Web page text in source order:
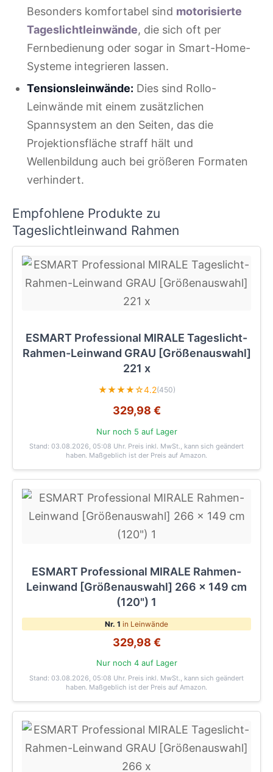
Besonders komfortabel sind motorisierte
Tageslichtleinwände, die sich oft per
Fernbedienung oder sogar in Smart-Home-
Systeme integrieren lassen.
Tensionsleinwände: Dies sind Rollo-
Leinwände mit einem zusätzlichen
Spannsystem an den Seiten, das die
Projektionsfläche straff hält und
Wellenbildung auch bei größeren Formaten
verhindert.
Empfohlene Produkte zu
Tageslichtleinwand Rahmen
ESMART Professional MIRALE Tageslicht-
Rahmen-Leinwand GRAU [Größenauswahl]
221 x
★★★★☆4.2(450)
329,98 €
Nur noch 5 auf Lager
Stand: 03.08.2026, 05:08 Uhr. Preis inkl. MwSt., kann sich geändert
haben. Maßgeblich ist der Preis auf Amazon.
ESMART Professional MIRALE Rahmen-
Leinwand [Größenauswahl] 266 x 149 cm
(120") 1
Nr. 1 in Leinwände
329,98 €
Nur noch 4 auf Lager
Stand: 03.08.2026, 05:08 Uhr. Preis inkl. MwSt., kann sich geändert
haben. Maßgeblich ist der Preis auf Amazon.